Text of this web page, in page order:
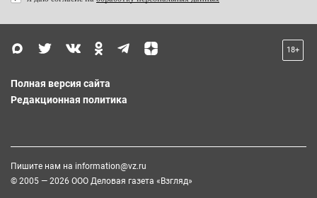
18+
Полная версия сайта
Редакционная политика
Пишите нам на information@vz.ru
© 2005 — 2026 ООО Деловая газета «Взгляд»